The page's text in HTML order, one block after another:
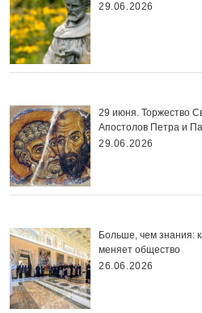
29.06.2026
29 июня. Торжество
Апостолов Петра и
29.06.2026
Больше, чем знания:
меняет общество
26.06.2026